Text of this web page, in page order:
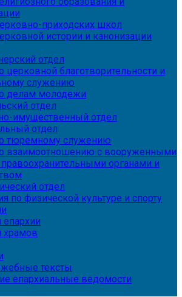
приходских школ
истории и канонизации
отдел
церковной благотворительности и
служению
делам молодежи
отдел
имущественный отдел
отдел
тюремному служению
взаимоотношению с вооруженными
органами и
отдел
по физической культуре и спорту
епархии
храмов
тексты
епархиальные ведомости